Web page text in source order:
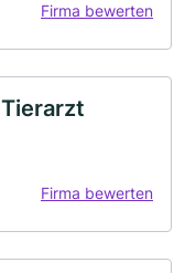
Firma bewerten
Firma bewerten